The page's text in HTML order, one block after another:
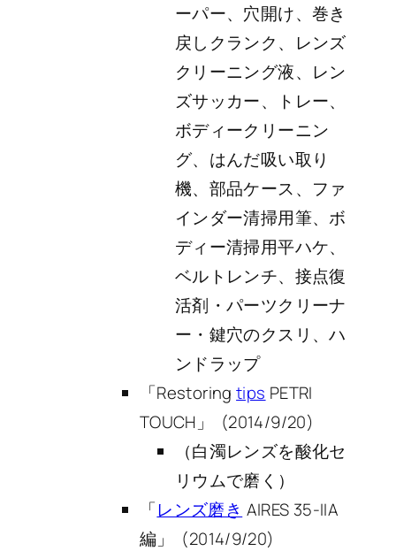
ーパー、穴開け、巻き
戻しクランク、レンズ
クリーニング液、レン
ズサッカー、トレー、
ボディークリーニン
グ、はんだ吸い取り
機、部品ケース、ファ
インダー清掃用筆、ボ
ディー清掃用平ハケ、
ベルトレンチ、接点復
活剤・パーツクリーナ
ー・鍵穴のクスリ、ハ
ンドラップ
「Restoringtips PETRI
TOUCH」 (2014/9/20)
（白濁レンズを酸化セ
リウムで磨く）
「レンズ磨き AIRES 35-IIA
編」 (2014/9/20)